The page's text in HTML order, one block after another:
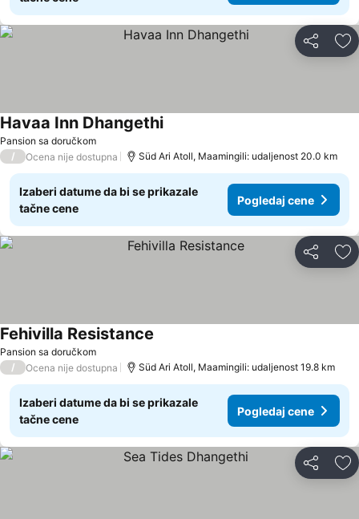
Deli
Pansion sa doručkom
Havaa Inn Dhangethi
/ Ocena nije dostupna Süd Ari Atoll, Maamingili: udaljenost 20.0 km
Izaberi datume da bi se prikazale
tačne cene
Pogledaj cene
Deli
Pansion sa doručkom
Fehivilla Resistance
/ Ocena nije dostupna Süd Ari Atoll, Maamingili: udaljenost 19.8 km
Izaberi datume da bi se prikazale
tačne cene
Pogledaj cene
Deli